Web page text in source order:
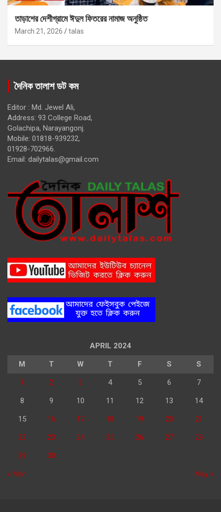
তাড়াশের দেশীগ্রামে ঈদুল ফিতরের নামাজ অনুষ্ঠিত
March 21, 2026 talas
দৈনিক তালাশ ডট কম
Editor : Md. Jewel Ali,
Address: 93 College Road,
Golachipa, Narayangonj.
Mobile: 01818-939232,
01928-702966.
Email: dailytalas@gmail.com
APRIL 2024
M T W T F S S
1 2 3 4 5 6 7
8 9 10 11 12 13 14
15 16 17 18 19 20 21
22 23 24 25 26 27 28
29 30
« Mar May »